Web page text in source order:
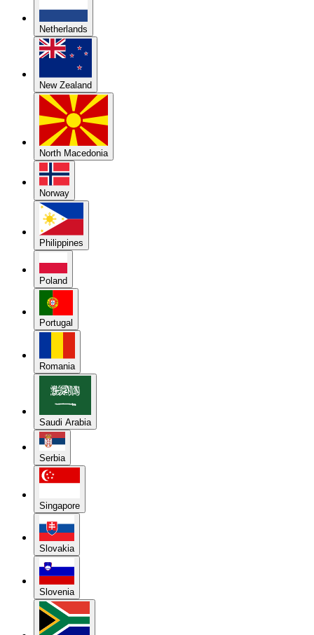
Netherlands
New Zealand
North Macedonia
Norway
Philippines
Poland
Portugal
Romania
Saudi Arabia
Serbia
Singapore
Slovakia
Slovenia